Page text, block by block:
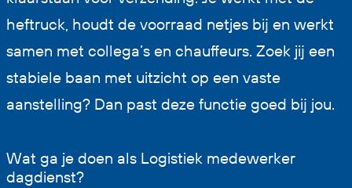
heftruck, houdt de voorraad netjes bij en werkt
samen met collega’s en chauffeurs. Zoek jij een
stabiele baan met uitzicht op een vaste
aanstelling? Dan past deze functie goed bij jou.
Wat ga je doen als Logistiek medewerker
dagdienst?